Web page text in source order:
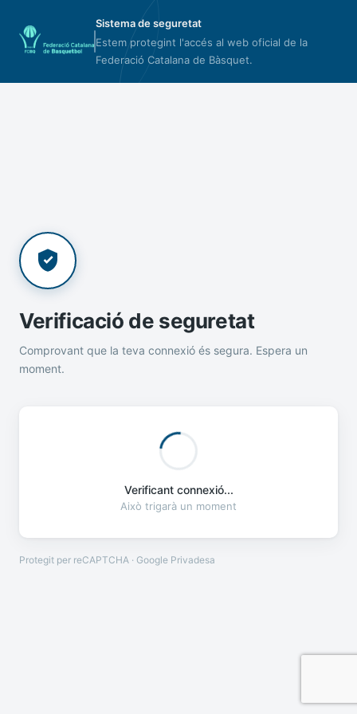
Sistema de seguretat
Estem protegint l'accés al web oficial de la
Federació Catalana de Bàsquet.
Verificació de seguretat
Comprovant que la teva connexió és segura. Espera un
moment.
Verificant connexió...
Això trigarà un moment
Protegit per reCAPTCHA · Google Privadesa